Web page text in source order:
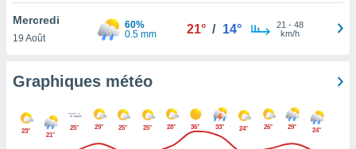
sur le
ne
Mercredi
19 Août
60%
0.5 mm
21° / 14° 21 - 48
km/h
Graphiques météo
23°
21°
25° 29° 25° 25° 28° 36° 33° 24° 26° 29° 24°